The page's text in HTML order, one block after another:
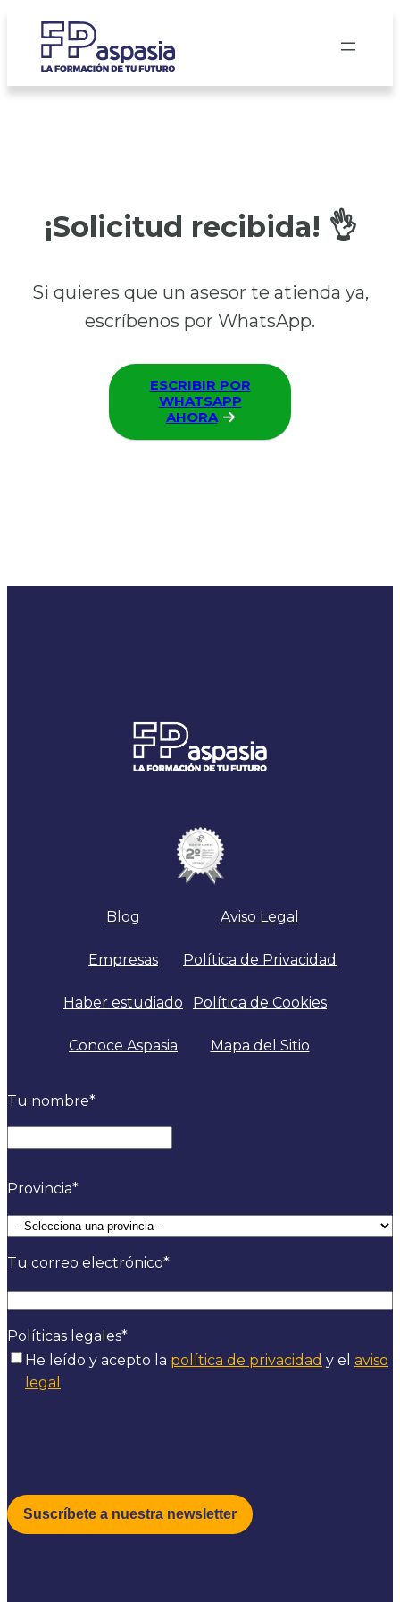
Saltar
contenido
¡Solicitud recibida! 👌
Si quieres que un asesor te atienda ya,
escríbenos por WhatsApp.
ESCRIBIR POR
WHATSAPP
AHORA
Blog
Empresas
Haber estudiado
Conoce Aspasia
Aviso Legal
Política de Privacidad
Política de Cookies
Mapa del Sitio
Tu nombre*
Provincia*
Tu correo electrónico*
Políticas legales*
He leído y acepto la política de privacidad y el aviso
legal .